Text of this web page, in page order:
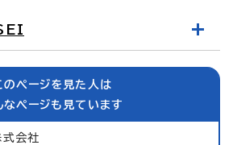
のページを見た人は
なページも見ています
式会社